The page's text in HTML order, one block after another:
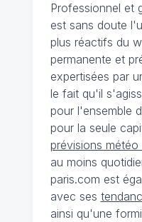
Professionnel et
est sans doute
plus réactifs du
permanente et
expertisées par
le fait qu'il
pour l'ensemble
pour la seule
prévisions météo
au moins
paris.com est
avec ses
ainsi qu'une